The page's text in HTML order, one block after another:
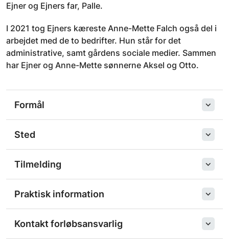
Ejner og Ejners far, Palle.
I 2021 tog Ejners kæreste Anne-Mette Falch også del i
arbejdet med de to bedrifter. Hun står for det
administrative, samt gårdens sociale medier. Sammen
har Ejner og Anne-Mette sønnerne Aksel og Otto.
Formål
Sted
Tilmelding
Praktisk information
Kontakt forløbsansvarlig